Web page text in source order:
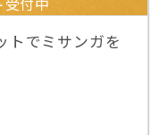
トでミサンガを